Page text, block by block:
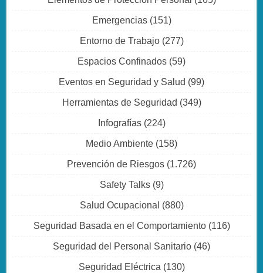
Emergencias(151)
Entorno de Trabajo(277)
Espacios Confinados (59)
Eventos en Seguridad y Salud (99)
Herramientas de Seguridad (349)
Infografías(224)
Medio Ambiente (158)
Prevención de Riesgos (1.726)
Safety Talks(9)
Salud Ocupacional (880)
Seguridad Basada en el Comportamiento(116)
Seguridad del Personal Sanitario (46)
Seguridad Eléctrica(130)